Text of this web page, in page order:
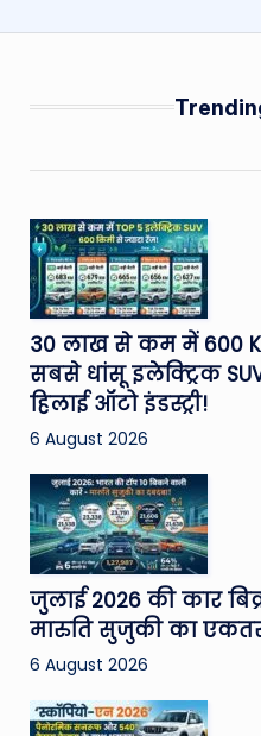
30 लाख से कम में 600
सबसे धांसू इलेक्ट्रिक
हिलाई ऑटो इंडस्ट्री!
6 August 2026
जुलाई 2026 की कार
मारुति सुजुकी का
6 August 2026